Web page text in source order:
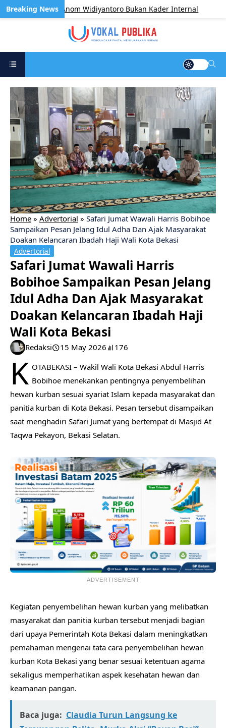
Tegaskan Anom Widiyantoro Bukan Kader Internal
Home » Advertorial » Safari Jumat Wawali Harris Bobihoe
Sampaikan Pesan Jelang Idul Adha Dan Ajak Masyarakat
Doakan Kelancaran Ibadah Haji Wali Kota Bekasi
Advertorial
Safari Jumat Wawali Harris
Bobihoe Sampaikan Pesan Jelang
Idul Adha Dan Ajak Masyarakat
Doakan Kelancaran Ibadah Haji
Wali Kota Bekasi
Redaksi 15 May 2026 176
K OTABEKASI – Wakil Wali Kota Bekasi Abdul Harris
Bobihoe menekankan pentingnya penyembelihan
hewan kurban sesuai syariat Islam kepada masyarakat dan
panitia kurban di Kota Bekasi. Pesan tersebut disampaikan
saat menghadiri Safari Jumat yang bertempat di Masjid At
Taqwa Pekayon, Bekasi Selatan.
ADVERTISEMENT
Kegiatan penyembelihan hewan kurban yang melibatkan
masyarakat dan panitia kurban tersebut menjadi bagian
dari upaya Pemerintah Kota Bekasi dalam meningkatkan
pemahaman mengenai tata cara penyembelihan hewan
kurban Kota Bekasi yang benar sesuai ketentuan agama
sekaligus memperhatikan aspek kesehatan hewan dan
keamanan pangan.
Baca juga: Claudia Turun Langsung ke